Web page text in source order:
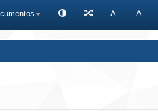
A- A